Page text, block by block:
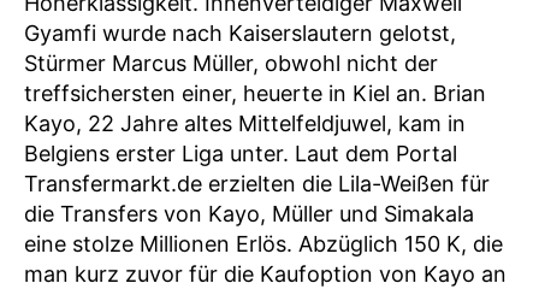
Gyamfi wurde nach Kaiserslautern gelotst,
Stürmer Marcus Müller, obwohl nicht der
treffsichersten einer, heuerte in Kiel an. Brian
Kayo, 22 Jahre altes Mittelfeldjuwel, kam in
Belgiens erster Liga unter. Laut dem Portal
Transfermarkt.de erzielten die Lila-Weißen für
die Transfers von Kayo, Müller und Simakala
eine stolze Millionen Erlös. Abzüglich 150 K, die
man kurz zuvor für die Kaufoption von Kayo an